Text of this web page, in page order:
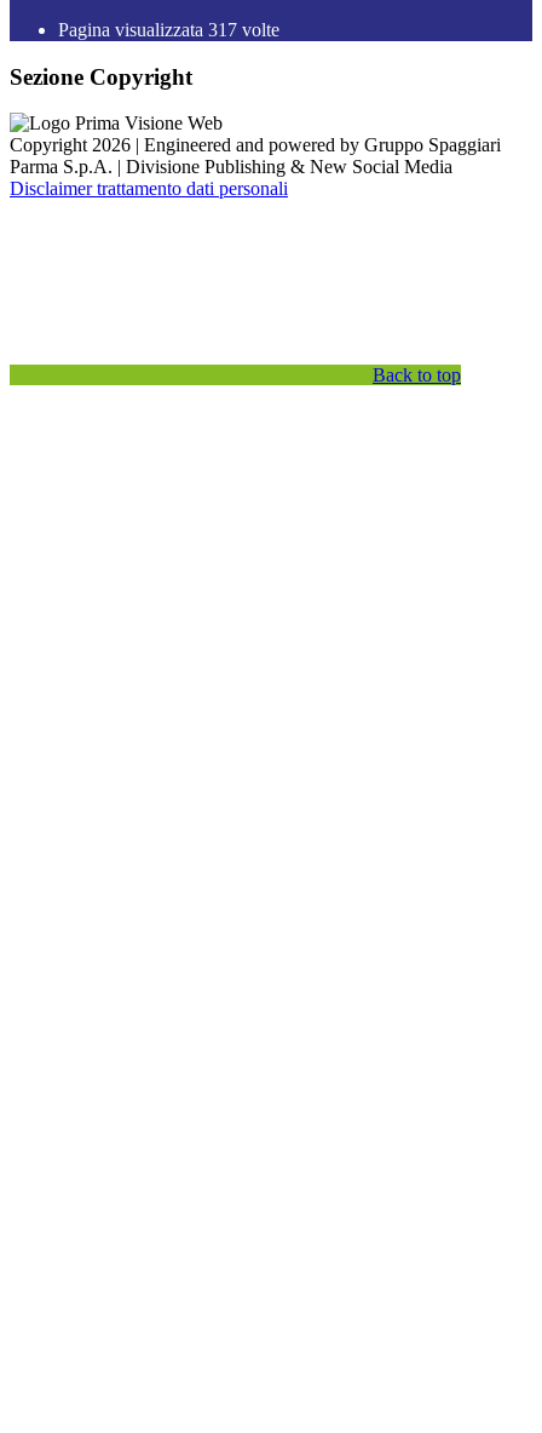
Pagina visualizzata 317 volte
Sezione Copyright
Copyright 2026 | Engineered and powered by Gruppo Spaggiari
Parma S.p.A. | Divisione Publishing & New Social Media
Disclaimer trattamento dati personali
Back to top